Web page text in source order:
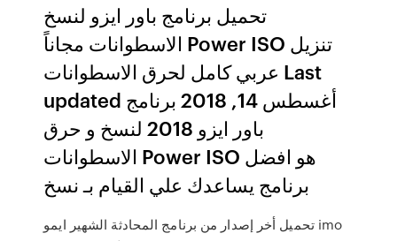
تحميل برنامج باور ايزو لنسخ
الاسطوانات مجاناً Power ISO تنزيل
عربي كامل لحرق الاسطوانات Last
updated أغسطس 14, 2018 برنامج
باور ايزو 2018 لنسخ و حرق
الاسطوانات Power ISO هو افضل
برنامج يساعدك علي القيام بـ نسخ
تحميل أخر إصدار من برنامج المحادثة الشهير ايمو imo